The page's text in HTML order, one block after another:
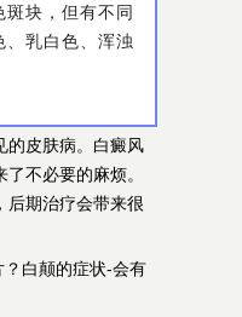
块，但有不同
乳白色、浑浊
的皮肤病。白癜风
不必要的麻烦。
后期治疗会带来很
白颠的症状-会有